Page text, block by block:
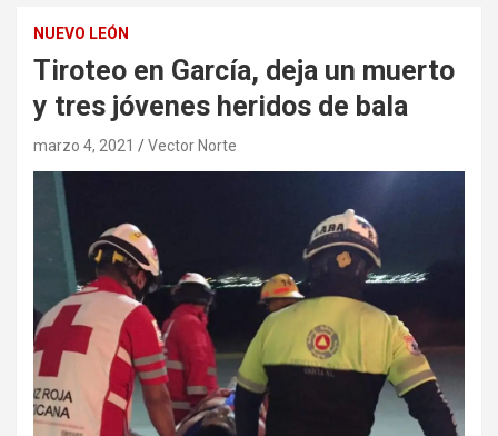
NUEVO LEÓN
Tiroteo en García, deja un muerto
y tres jóvenes heridos de bala
marzo 4, 2021 Vector Norte